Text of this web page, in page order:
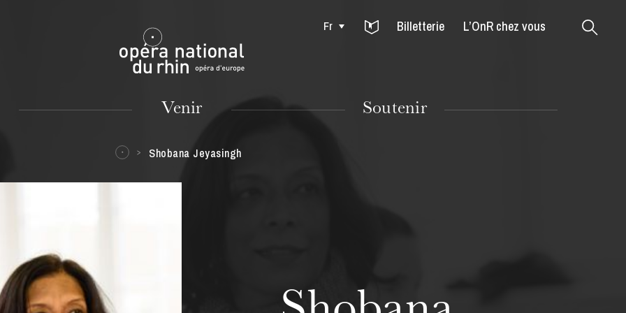
Mulhouse
Fr Billetterie L’OnR chez vous
Venir Soutenir
Shobana Jeyasingh